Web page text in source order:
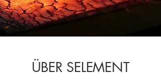
ÜBER SELEMENT